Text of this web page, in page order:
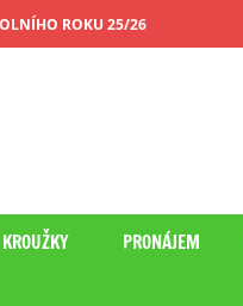
ROKU 25/26
KROUŽKY PRONÁJEM